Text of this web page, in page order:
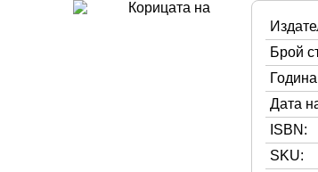
Брой
Дата
ISBN:
SKU: